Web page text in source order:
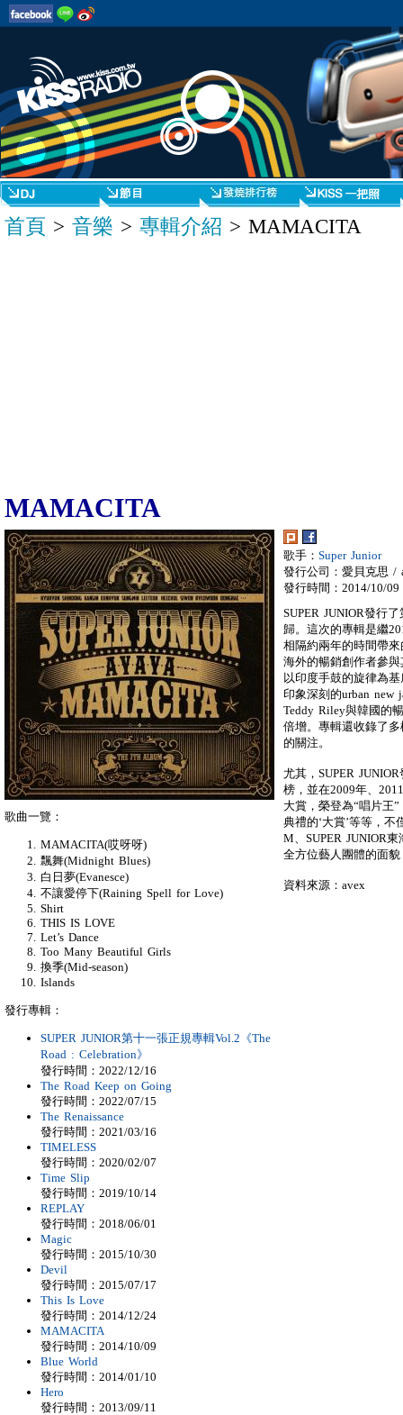
首頁 > 音樂 > 專輯介紹 > MAMACITA
MAMACITA
歌手： Super Junior
發行公司：愛貝克思 /
發行時間：2014/10/09
SUPER JUNIOR發行
歸。這次的專輯是繼
相隔約兩年的時間帶來
海外的暢銷創作者參
以印度手鼓的旋律為
印象深刻的urban new
Teddy Riley與韓國的
倍增。專輯還收錄了
的關注。
尤其，SUPER
榜，並在2009年、
大賞，榮登為“唱片王
典禮的‘大賞’等等，不
M、SUPER JUNIOR
全方位藝人團體的面
資料來源：avex
歌曲一覽：
MAMACITA(哎呀呀)
飄舞(Midnight Blues)
白日夢(Evanesce)
不讓愛停下(Raining Spell for Love)
Shirt
THIS IS LOVE
Let’s Dance
Too Many Beautiful Girls
換季(Mid-season)
Islands
發行專輯：
SUPER JUNIOR第十一張正規專輯Vol.2《The
Road : Celebration》
發行時間：2022/12/16
The Road Keep on Going
發行時間：2022/07/15
The Renaissance
發行時間：2021/03/16
TIMELESS
發行時間：2020/02/07
Time Slip
發行時間：2019/10/14
REPLAY
發行時間：2018/06/01
Magic
發行時間：2015/10/30
Devil
發行時間：2015/07/17
This Is Love
發行時間：2014/12/24
MAMACITA
發行時間：2014/10/09
Blue World
發行時間：2014/01/10
Hero
發行時間：2013/09/11